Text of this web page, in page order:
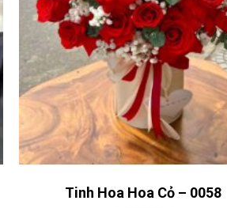
Tinh Hoa Hoa Cỏ – 0058